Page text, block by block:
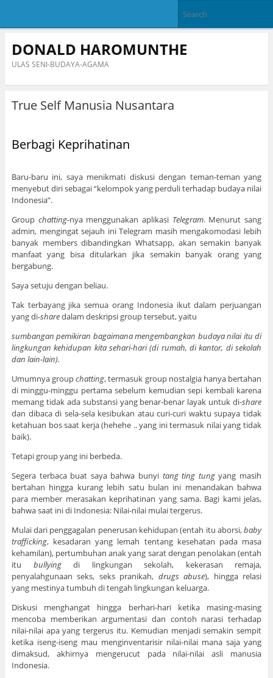
DONALD HAROMUNTHE
ULAS SENI-BUDAYA-AGAMA
True Self Manusia Nusantara
Berbagi Keprihatinan
Baru-baru ini, saya menikmati diskusi dengan teman-teman yang
menyebut diri sebagai “kelompok yang perduli terhadap budaya nilai
Indonesia”.
Group chatting-nya menggunakan aplikasi Telegram. Menurut sang
admin, mengingat sejauh ini Telegram masih mengakomodasi lebih
banyak members dibandingkan Whatsapp, akan semakin banyak
manfaat yang bisa ditularkan jika semakin banyak orang yang
bergabung.
Saya setuju dengan beliau.
Tak terbayang jika semua orang Indonesia ikut dalam perjuangan
yang di-sharedalam deskripsi group tersebut, yaitu
sumbangan pemikiran bagaimana mengembangkan budaya nilai itu di
lingkungan kehidupan kita sehari-hari (di rumah, di kantor, di sekolah
dan lain-lain).
Umumnya groupchatting, termasuk group nostalgia hanya bertahan
di minggu-minggu pertama sebelum kemudian sepi kembali karena
memang tidak ada substansi yang benar-benar layak untuk di-share
dan dibaca di sela-sela kesibukan atau curi-curi waktu supaya tidak
ketahuan bos saat kerja (hehehe .. yang ini termasuk nilai yang tidak
baik).
Tetapi group yang ini berbeda.
Segera terbaca buat saya bahwa bunyi tang ting tungyang masih
bertahan hingga kurang lebih satu bulan ini menandakan bahwa
para member merasakan keprihatinan yang sama. Bagi kami jelas,
bahwa saat ini di Indonesia: Nilai-nilai mulai tergerus.
Mulai dari penggagalan penerusan kehidupan (entah itu aborsi,baby
trafficking, kesadaran yang lemah tentang kesehatan pada masa
kehamilan), pertumbuhan anak yang sarat dengan penolakan (entah
itu bullyingdi lingkungan sekolah, kekerasan remaja,
penyalahgunaan seks, seks pranikah, drugs abuse), hingga relasi
yang mestinya tumbuh di tengah lingkungan keluarga.
Diskusi menghangat hingga berhari-hari ketika masing-masing
mencoba memberikan argumentasi dan contoh narasi terhadap
nilai-nilai apa yang tergerus itu. Kemudian menjadi semakin sempit
ketika iseng-iseng mau menginventarisir nilai-nilai mana saja yang
dimaksud, akhirnya mengerucut pada nilai-nilai asli manusia
Indonesia.